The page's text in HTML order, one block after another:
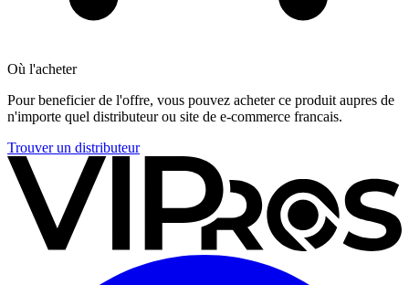
Où l'acheter
Pour beneficier de l'offre, vous pouvez acheter ce produit aupres de
n'importe quel distributeur ou site de e-commerce francais.
Trouver un distributeur